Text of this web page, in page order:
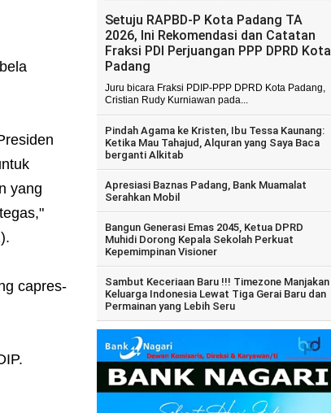
yang
capres-
Setuju RAPBD-P Kota Padang TA
2026, Ini Rekomendasi dan Catatan
Fraksi PDI Perjuangan PPP DPRD Kota
Padang
Juru bicara Fraksi PDIP-PPP DPRD Kota Padang,
Cristian Rudy Kurniawan pada...
Pindah Agama ke Kristen, Ibu Tessa Kaunang:
Ketika Mau Tahajud, Alquran yang Saya Baca
berganti Alkitab
Apresiasi Baznas Padang, Bank Muamalat
Serahkan Mobil
Bangun Generasi Emas 2045, Ketua DPRD
Muhidi Dorong Kepala Sekolah Perkuat
Kepemimpinan Visioner
Sambut Keceriaan Baru !!! Timezone Manjakan
Keluarga Indonesia Lewat Tiga Gerai Baru dan
Permainan yang Lebih Seru